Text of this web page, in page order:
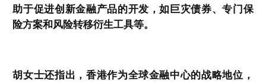
助于促进创新金融产品的开发，如巨灾债券、专门保
险方案和风险转移衍生工具等。
胡女士还指出，香港作为全球金融中心的战略地位，